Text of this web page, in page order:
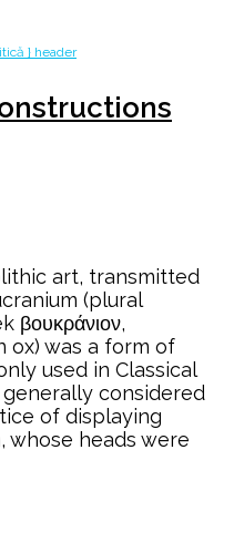
art, transmitted
(plural
βουκράνιον,
ox) was a form of
used in Classical
considered
of displaying
whose heads were